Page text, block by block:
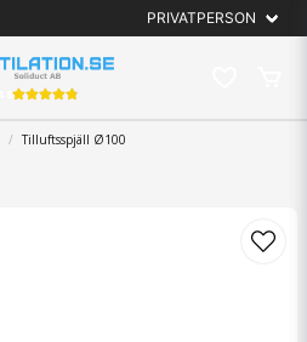
Tilluftsspjäll Ø100